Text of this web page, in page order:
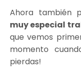
Ahora también
muy especial
que vemos
momento
pierdas!